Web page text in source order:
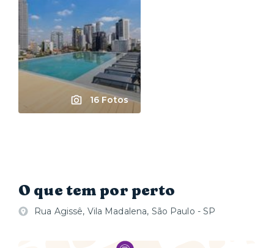
16 Fotos
O que tem por perto
Rua Agissê, Vila Madalena, São Paulo - SP